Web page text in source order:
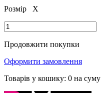
Розмір
X
Продовжити покупки
Оформити замовлення
Товарів у кошику: 0 на суму